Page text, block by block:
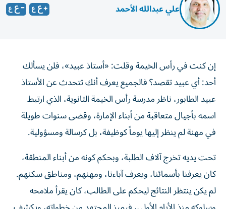
علي عبدالله الأحمد
إن كنت في رأس الخيمة وقلت: «أستاذ عبيد»، فلن يسألك
أحد: أي عبيد تقصد؟ فالجميع يعرف أنك تتحدث عن الأستاذ
عبيد الطابور، ناظر مدرسة رأس الخيمة الثانوية، الذي ارتبط
اسمه بأجيال متعاقبة من أبناء الإمارة، وقضى سنوات طويلة
في مهنة لم ينظر إليها يوماً كوظيفة، بل كرسالة ومسؤولية.
تحت يديه تخرج آلاف الطلبة، وبحكم كونه من أبناء المنطقة،
كان يعرفنا بأسمائنا، ويعرف آباءنا، ومهنهم، ومناطق سكنهم.
لم يكن ينتظر النتائج ليحكم على الطالب، كان يقرأ ملامحه